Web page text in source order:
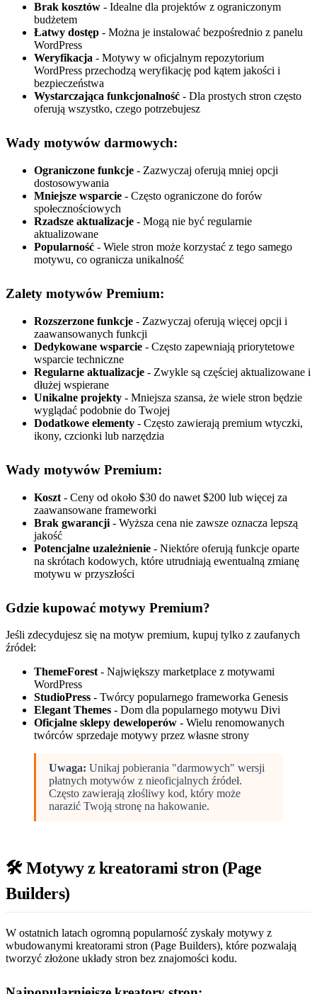
Brak kosztów - Idealne dla projektów z ograniczonym
budżetem
Łatwy dostęp - Można je instalować bezpośrednio z panelu
WordPress
Weryfikacja - Motywy w oficjalnym repozytorium
WordPress przechodzą weryfikację pod kątem jakości i
bezpieczeństwa
Wystarczająca funkcjonalność - Dla prostych stron często
oferują wszystko, czego potrzebujesz
Wady motywów darmowych:
Ograniczone funkcje - Zazwyczaj oferują mniej opcji
dostosowywania
Mniejsze wsparcie - Często ograniczone do forów
społecznościowych
Rzadsze aktualizacje - Mogą nie być regularnie
aktualizowane
Popularność - Wiele stron może korzystać z tego samego
motywu, co ogranicza unikalność
Zalety motywów Premium:
Rozszerzone funkcje - Zazwyczaj oferują więcej opcji i
zaawansowanych funkcji
Dedykowane wsparcie - Często zapewniają priorytetowe
wsparcie techniczne
Regularne aktualizacje - Zwykle są częściej aktualizowane i
dłużej wspierane
Unikalne projekty - Mniejsza szansa, że wiele stron będzie
wyglądać podobnie do Twojej
Dodatkowe elementy - Często zawierają premium wtyczki,
ikony, czcionki lub narzędzia
Wady motywów Premium:
Koszt - Ceny od około $30 do nawet $200 lub więcej za
zaawansowane frameworki
Brak gwarancji - Wyższa cena nie zawsze oznacza lepszą
jakość
Potencjalne uzależnienie - Niektóre oferują funkcje oparte
na skrótach kodowych, które utrudniają ewentualną zmianę
motywu w przyszłości
Gdzie kupować motywy Premium?
Jeśli zdecydujesz się na motyw premium, kupuj tylko z zaufanych
źródeł:
ThemeForest- Największy marketplace z motywami
WordPress
StudioPress - Twórcy popularnego frameworka Genesis
Elegant Themes - Dom dla popularnego motywu Divi
Oficjalne sklepy deweloperów - Wielu renomowanych
twórców sprzedaje motywy przez własne strony
Uwaga: Unikaj pobierania "darmowych" wersji
płatnych motywów z nieoficjalnych źródeł.
Często zawierają złośliwy kod, który może
narazić Twoją stronę na hakowanie.
🛠️ Motywy z kreatorami stron (Page
Builders)
W ostatnich latach ogromną popularność zyskały motywy z
wbudowanymi kreatorami stron (Page Builders), które pozwalają
tworzyć złożone układy stron bez znajomości kodu.